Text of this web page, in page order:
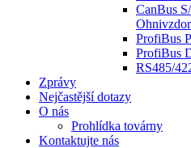
CanBus
ProfiBus
ProfiBus
RS485/
Zprávy
Nejčastější dotazy
O nás
Prohlídka továrny
Kontaktujte nás